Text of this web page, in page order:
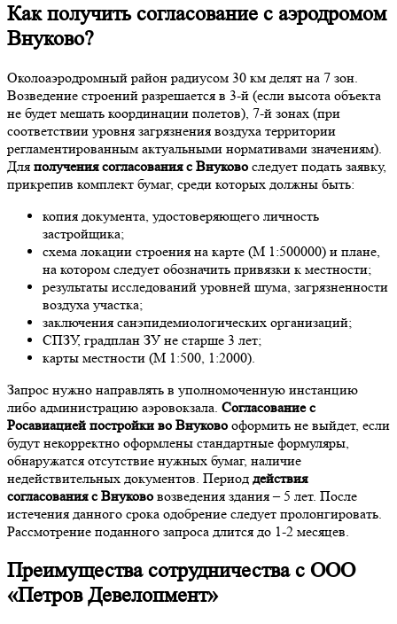
Какполучить согласование с аэродромом
Внуково?
Околоаэродромный район радиусом 30 км делят на 7 зон.
Возведение строений разрешается в 3-й (если высота объекта
не будет мешать координации полетов), 7-й зонах (при
соответствии уровня загрязнения воздуха территории
регламентированным актуальными нормативами значениям).
Для получения согласования с Внуково следует подать заявку,
прикрепив комплект бумаг, среди которых должны быть:
копия документа, удостоверяющего личность
застройщика;
схема локации строения на карте (М 1:500000) и плане,
на котором следует обозначить привязки к местности;
результаты исследований уровней шума, загрязненности
воздуха участка;
заключения санэпидемиологических организаций;
СПЗУ, градплан ЗУ не старше 3 лет;
карты местности (М 1:500, 1:2000).
Запрос нужно направлять в уполномоченную инстанцию
либо администрацию аэровокзала. Согласование с
Росавиацией постройки во Внуково оформить не выйдет, если
будут некорректно оформлены стандартные формуляры,
обнаружатся отсутствие нужных бумаг, наличие
недействительных документов. Период действия
согласования с Внуково возведения здания – 5 лет. После
истечения данного срока одобрение следует пролонгировать.
Рассмотрение поданного запроса длится до 1-2 месяцев.
Преимущества сотрудничества с ООО
«Петров Девелопмент»